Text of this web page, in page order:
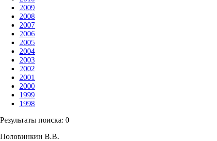
2009
2008
2007
2006
2005
2004
2003
2002
2001
2000
1999
1998
Результаты поиска: 0
Половинкин В.В.